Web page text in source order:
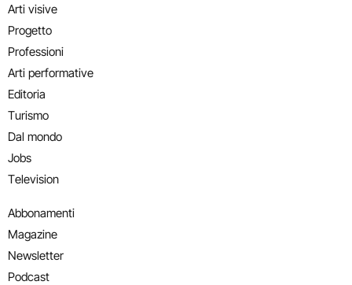
Arti visive
Progetto
Professioni
Arti performative
Editoria
Turismo
Dal mondo
Jobs
Television
Abbonamenti
Magazine
Newsletter
Podcast